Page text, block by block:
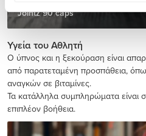
Jointz 90 caps
Υγεία του Αθλητή
Ο ύπνος και η ξεκούραση είναι
από παρατεταμένη προσπάθεια,
αναγκών σε βιταμίνες.
Τα κατάλληλα συμπληρώματα είναι
επιπλέον βοήθεια.